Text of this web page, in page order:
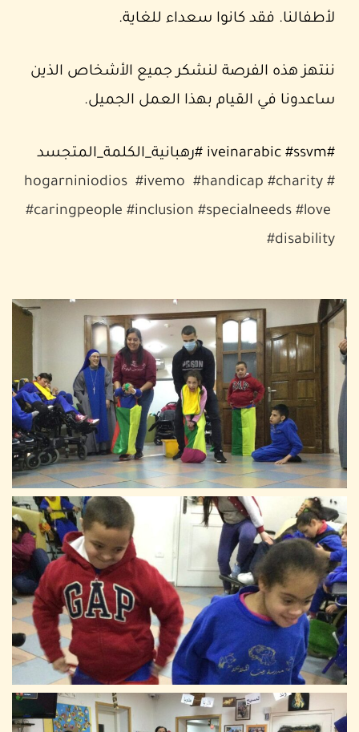
لأطفالنا. فقد كانوا سعداء للغاية.
ننتهز هذه الفرصة لنشكر جميع الأشخاص الذين
ساعدونا في القيام بهذا العمل الجميل.
#iveinarabic #ssvm #رهبانية_الكلمة_المتجسد
#hogarniniodios
#ivemo #handicap #charity
#caringpeople #inclusion #specialneeds #love
#disability